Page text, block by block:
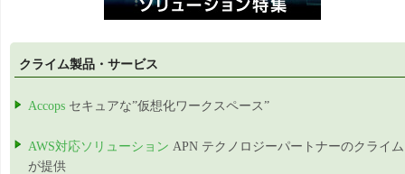
クライム製品・サービス
Accops セキュアな”仮想化ワークスペース”
AWS対応ソリューション APN テクノロジーパートナーのクライム
が提供